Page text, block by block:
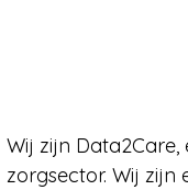
Wij zijn
zorgsector. Wij